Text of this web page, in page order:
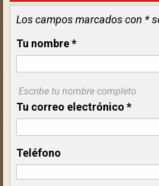
Los campos marcados con *
Tu nombre*
Escribe tu nombre completo
Tu correo electrónico*
Teléfono